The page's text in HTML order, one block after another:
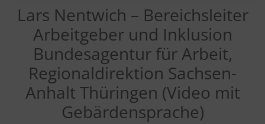
Lars Nentwich – Bereichsleiter
Arbeitgeber und Inklusion
Bundesagentur für Arbeit,
Regionaldirektion Sachsen-
Anhalt Thüringen (Video mit
Gebärdensprache)